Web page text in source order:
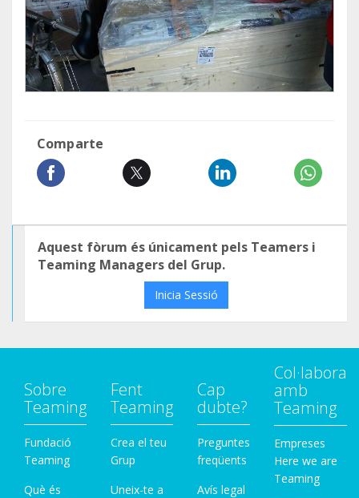
Comparte
Aquest fòrum és únicament pels Teamers i
Teaming Managers del Grup.
Inicia Sessió
Sobre
Teaming
Fundació
Teaming
Què és
Fent
Teaming
Crea el teu
Grup
Uneix-te a
Cap
dubte?
Preguntes
freqüents
Avís legal
Col·labora
amb
Teaming
Empreses
Here we are
Teaming